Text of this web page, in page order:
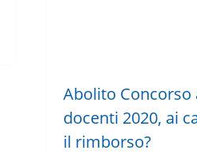
Abolito
docenti 2020, ai
il rimborso?